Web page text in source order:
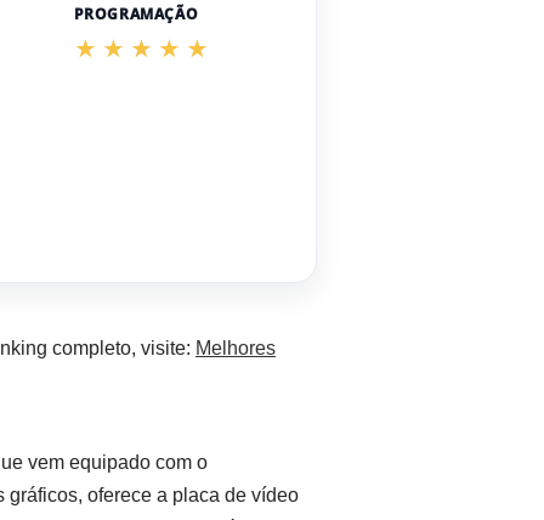
PROGRAMAÇÃO
completo, visite: Melhores
vem equipado com o
gráficos, oferece a placa de vídeo